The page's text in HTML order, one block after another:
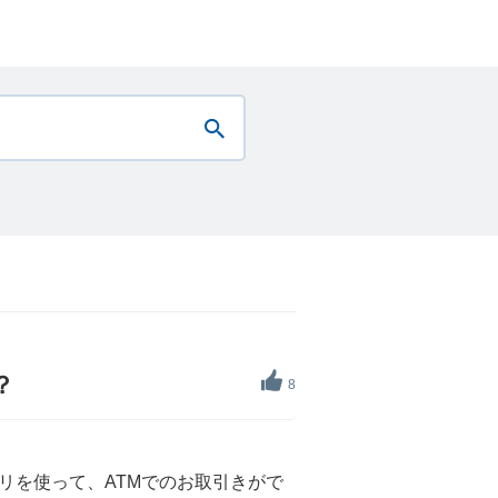
8
を使って、ATMでのお取引きがで